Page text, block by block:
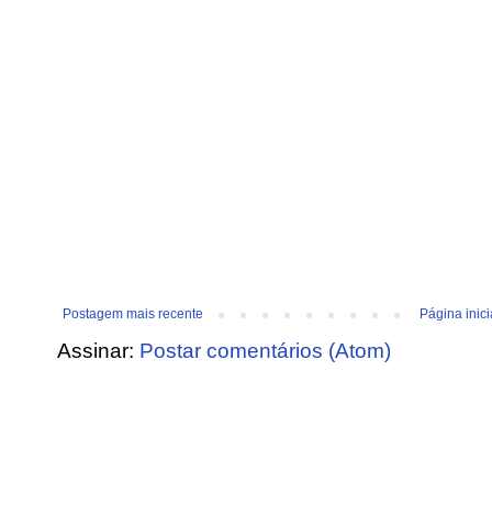
Postagem mais recente Página
Assinar: Postar comentários (Atom)